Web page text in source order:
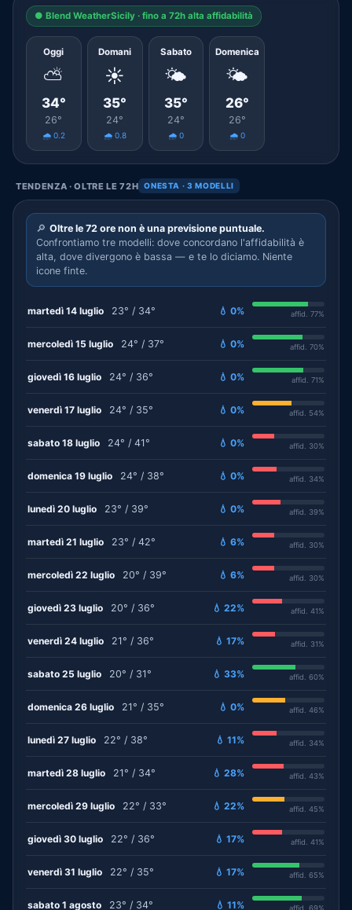
● Blend WeatherSicily · fino a 72h alta affidabilità
Oggi
⛅
34°
26°
🌧️ 0.2
Domani
☀️
35°
24°
🌧️ 0.8
Sabato
🌤️
35°
24°
🌧️ 0
Domenica
🌤️
26°
26°
🌧️ 0
TENDENZA · OLTRE LE 72H ONESTA · 3 MODELLI
🔎 Oltre le 72 ore non è una previsione puntuale.
Confrontiamo tre modelli: dove concordano l'affidabilità è
alta, dove divergono è bassa — e te lo diciamo. Niente
icone finte.
martedì 14 luglio 23° / 34° 💧 0% affid. 77%
mercoledì 15 luglio 24° / 37° 💧 0% affid. 70%
giovedì 16 luglio 24° / 36° 💧 0% affid. 71%
venerdì 17 luglio 24° / 35° 💧 0% affid. 54%
sabato 18 luglio 24° / 41° 💧 0% affid. 30%
domenica 19 luglio 24° / 38° 💧 0% affid. 34%
lunedì 20 luglio 23° / 39° 💧 0% affid. 39%
martedì 21 luglio 23° / 42° 💧 6% affid. 30%
mercoledì 22 luglio 20° / 39° 💧 6% affid. 30%
giovedì 23 luglio 20° / 36° 💧 22% affid. 41%
venerdì 24 luglio 21° / 36° 💧 17% affid. 31%
sabato 25 luglio 20° / 31° 💧 33% affid. 60%
domenica 26 luglio 21° / 35° 💧 0% affid. 46%
lunedì 27 luglio 22° / 38° 💧 11% affid. 34%
martedì 28 luglio 21° / 34° 💧 28% affid. 43%
mercoledì 29 luglio 22° / 33° 💧 22% affid. 45%
giovedì 30 luglio 22° / 36° 💧 17% affid. 41%
venerdì 31 luglio 22° / 35° 💧 17% affid. 65%
sabato 1 agosto 23° / 34° 💧 11% affid. 69%